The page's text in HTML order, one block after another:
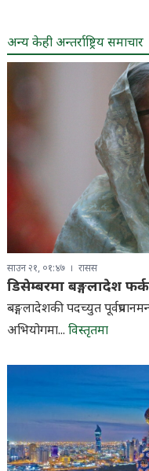
अन्य केही अन्तर्राष्ट्रिय समाचार
साउन २१, ०१:४७ रासस
डिसेम्बरमा बङ्गलादेश
बङ्गलादेशकी पदच्युत
अभियोगमा... विस्तृतमा